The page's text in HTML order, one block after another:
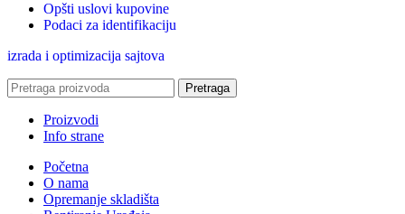
Opšti uslovi kupovine
Podaci za identifikaciju
izrada i optimizacija sajtova
Pretraga
Proizvodi
Info strane
Početna
O nama
Opremanje skladišta